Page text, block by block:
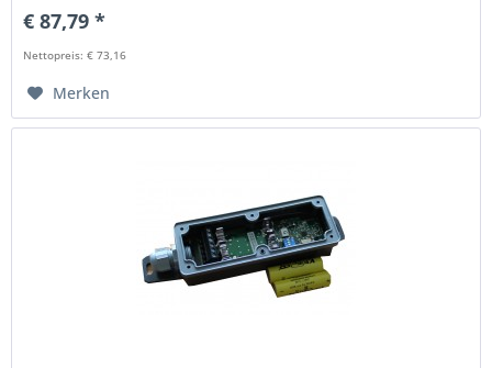
€ 87,79 *
Nettopreis: € 73,16
Merken